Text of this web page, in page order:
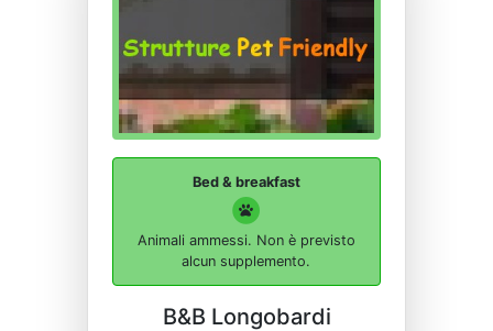
Bed & breakfast
Animali ammessi. Non è previsto
alcun supplemento.
B&B Longobardi